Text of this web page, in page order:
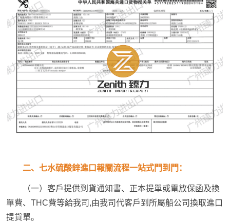
二、七水硫酸鋅進口報關流程一站式門到門：
（一）客戶提供到貨通知書、正本提單或電放保函及換
單費、THC費等給我司,由我司代客戶到所屬船公司換取進口
提貨單。